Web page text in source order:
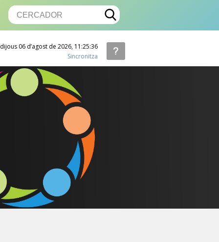
dijous 06 d’agost de 2026, 11:25:37
Sincronitza